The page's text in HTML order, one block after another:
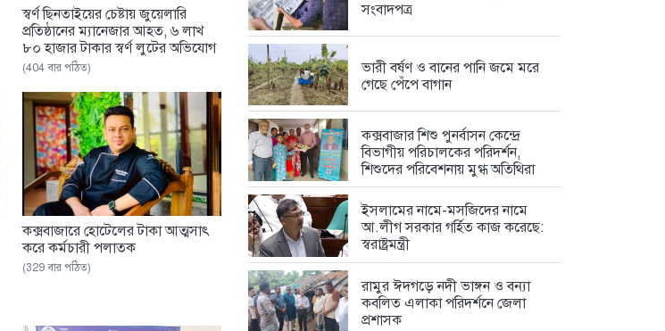
স্বর্ণ ছিনতাইয়ের চেষ্টায় জুয়েলারি
প্রতিষ্ঠানের ম্যানেজার আহত, ৬ লাখ
৮০ হাজার টাকার স্বর্ণ লুটের অভিযোগ
(404 বার পঠিত)
কক্সবাজারে হোটেলের টাকা আত্মসাৎ
করে কর্মচারী পলাতক
(329 বার পঠিত)
সংবাদপত্র
ভারী বর্ষণ ও বানের পানি জমে মরে
গেছে পেঁপে বাগান
কক্সবাজার শিশু পুনর্বাসন কেন্দ্রে
বিভাগীয় পরিচালকের পরিদর্শন,
শিশুদের পরিবেশনায় মুগ্ধ অতিথিরা
ইসলামের নামে-মসজিদের নামে
আ.লীগ সরকার গর্হিত কাজ করেছে:
স্বরাষ্ট্রমন্ত্রী
রামুর ঈদগড়ে নদী ভাঙ্গন ও বন্যা
কবলিত এলাকা পরিদর্শনে জেলা
প্রশাসক